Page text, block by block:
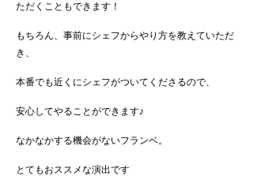
ただくこともできます！
もちろん、事前にシェフからやり方を教えていただ
き、
本番でも近くにシェフがついてくださるので、
安心してやることができます♪
なかなかする機会がないフランベ。
とてもおススメな演出です